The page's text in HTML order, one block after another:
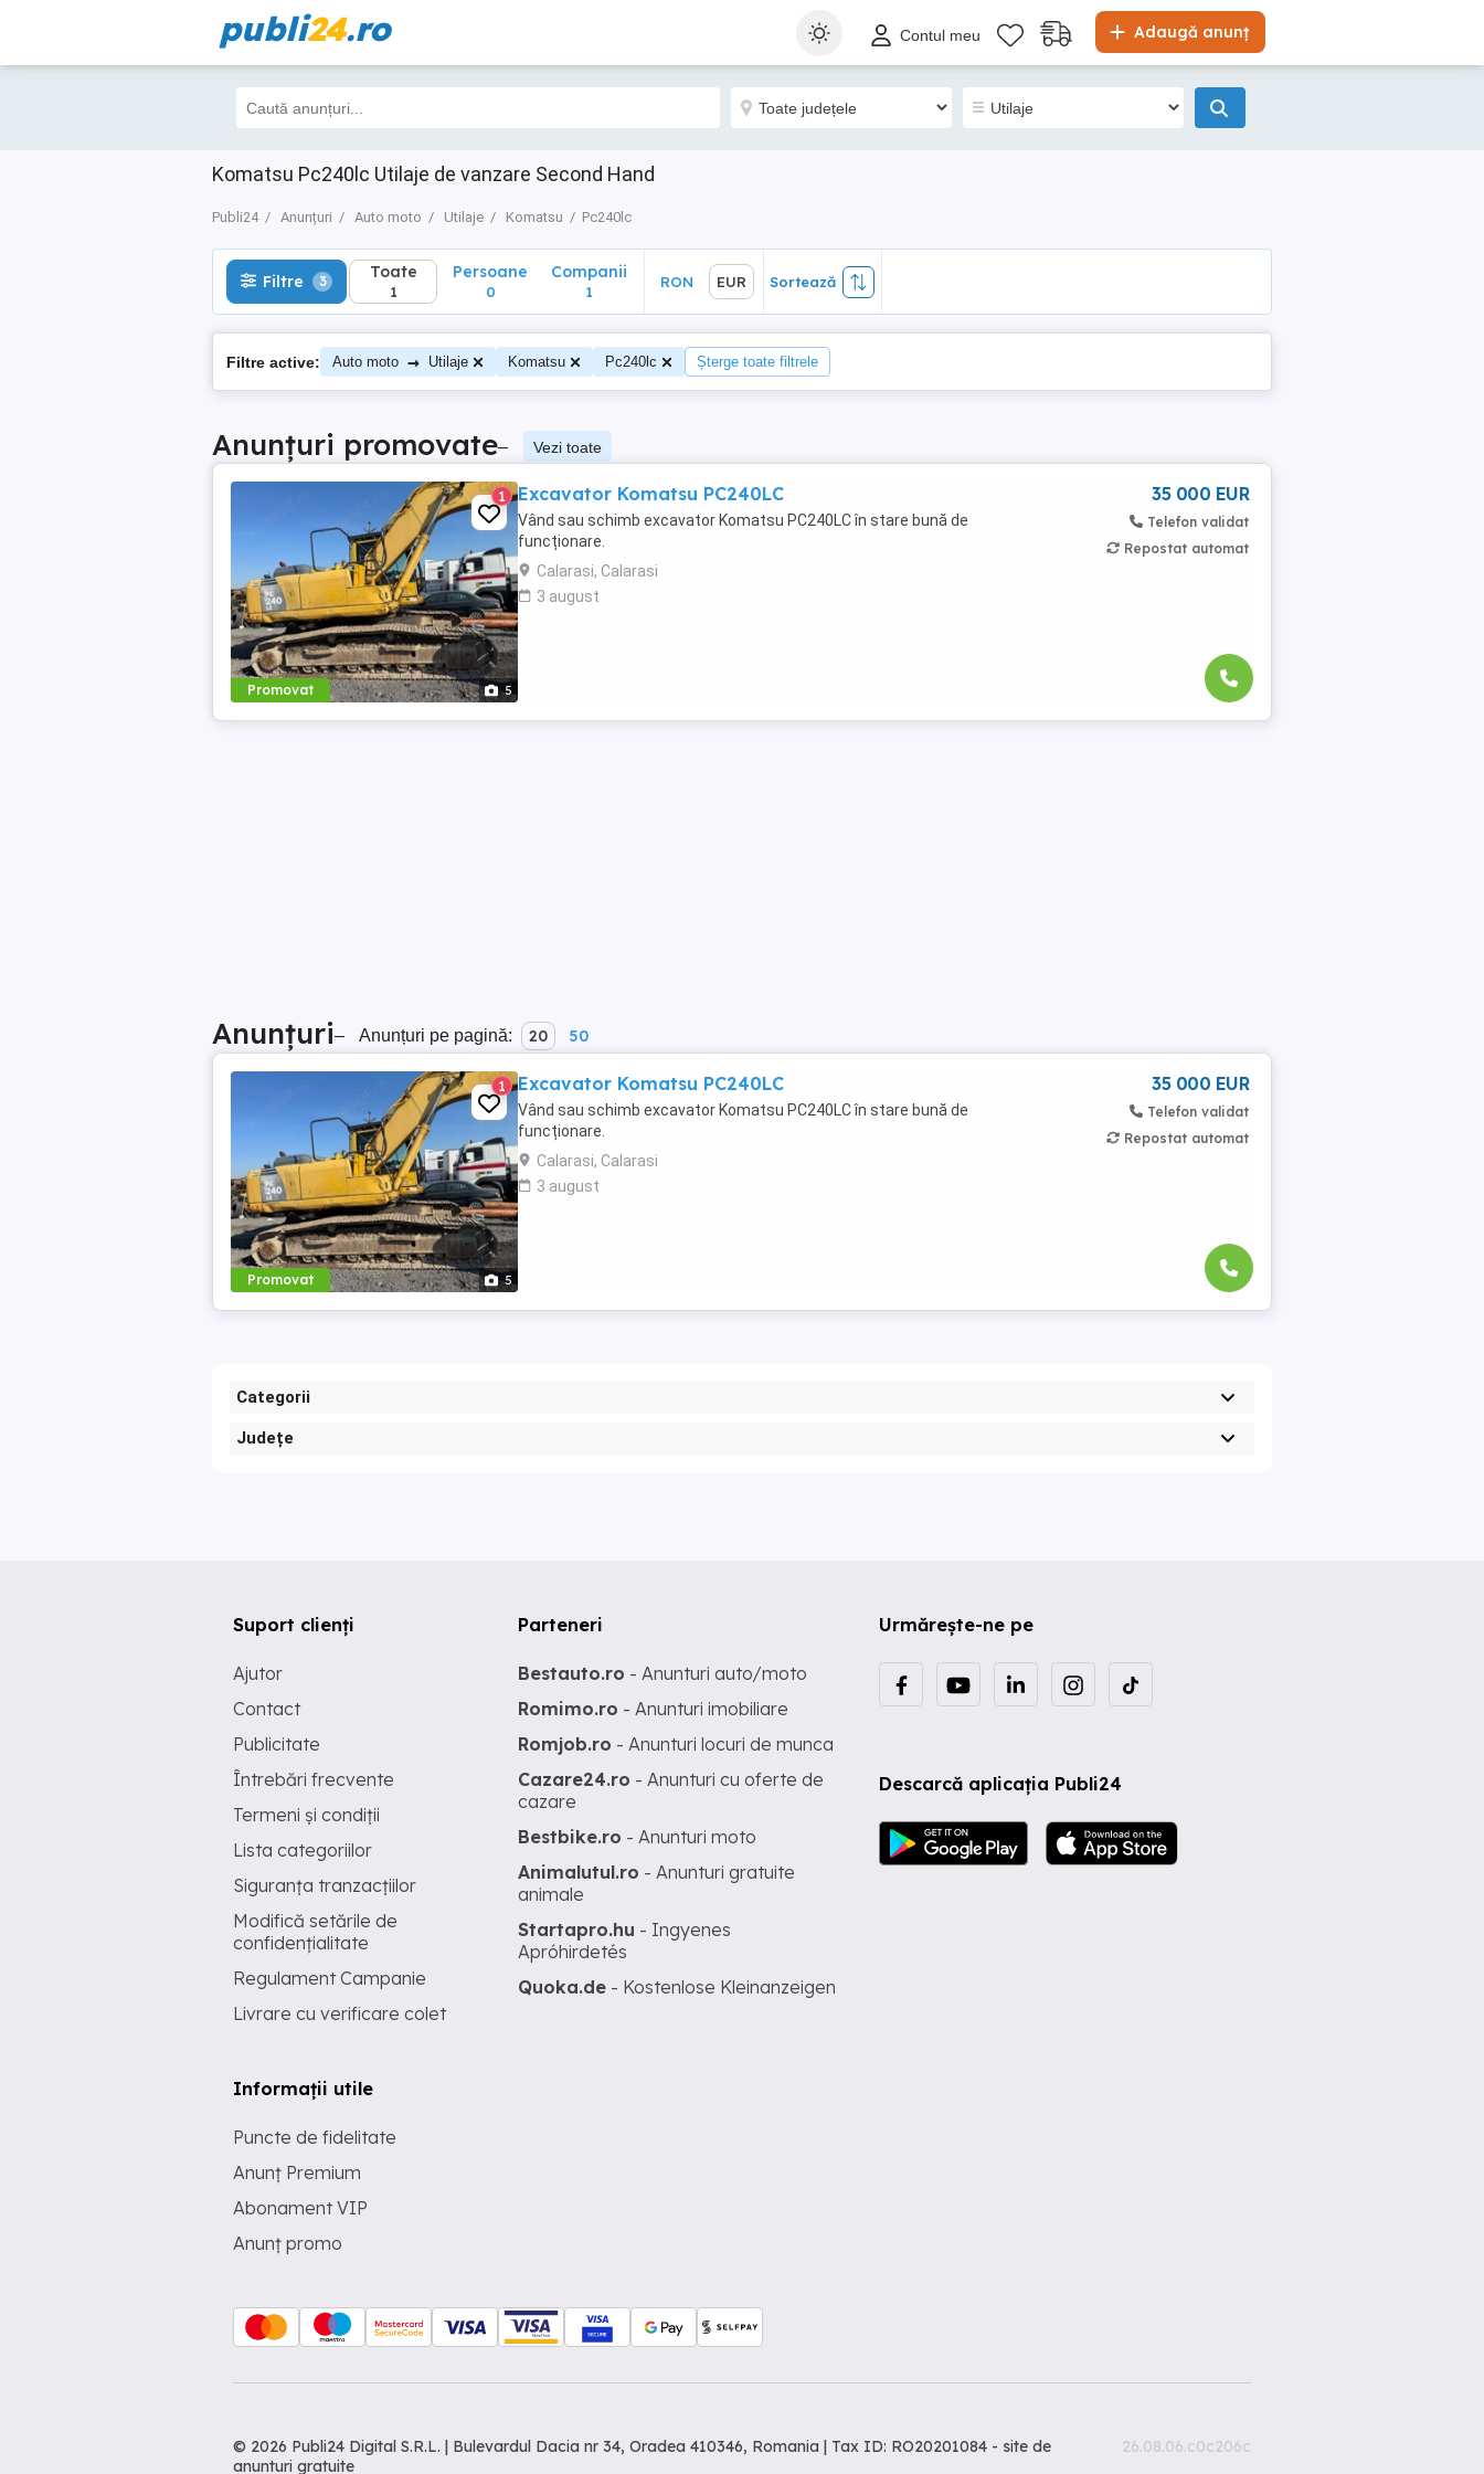
publi24.ro Adaugă anunț
Contul meu
Komatsu Pc240lc Utilaje de vanzare Second Hand
Publi24 Anunțuri Auto moto Utilaje Komatsu Pc240lc
Filtre 3 Toate
1
Sortează
Filtre 3 Toate
1
Persoane
0
Companii
1
RON EUR Sortează
Filtre active: Auto moto → Utilaje Komatsu Pc240lc Șterge toate filtrele
Anunțuri promovate– Vezi toate
Promovat 5
1 Excavator Komatsu PC240LC
Vând sau schimb excavator Komatsu PC240LC în stare bună de
funcționare.
Calarasi, Calarasi
3 august
35 000 EUR
Telefon validat
Repostat automat
Anunțuri– Anunțuri pe pagină: 20 50
Promovat 5
1 Excavator Komatsu PC240LC
Vând sau schimb excavator Komatsu PC240LC în stare bună de
funcționare.
Calarasi, Calarasi
3 august
35 000 EUR
Telefon validat
Repostat automat
Categorii
Județe
Urmărește-ne pe
Descarcă aplicația Publi24
Suport clienți
Ajutor
Contact
Publicitate
Întrebări frecvente
Termeni și condiții
Lista categoriilor
Siguranța tranzacțiilor
Modifică setările de
confidențialitate
Regulament Campanie
Livrare cu verificare colet
Informații utile
Puncte de fidelitate
Anunț Premium
Abonament VIP
Anunț promo
Parteneri
Bestauto.ro - Anunturi auto/moto
Romimo.ro - Anunturi imobiliare
Romjob.ro - Anunturi locuri de munca
Cazare24.ro - Anunturi cu oferte de
cazare
Bestbike.ro - Anunturi moto
Animalutul.ro - Anunturi gratuite
animale
Startapro.hu - Ingyenes
Apróhirdetés
Quoka.de - Kostenlose Kleinanzeigen
© 2026 Publi24 Digital S.R.L. | Bulevardul Dacia nr 34, Oradea 410346, Romania | Tax ID: RO20201084 - site de
anunturi gratuite
26.08.06.c0c206c